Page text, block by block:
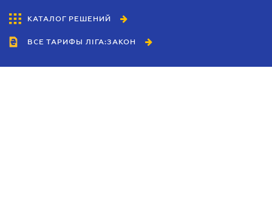
КАТАЛОГ РЕШЕНИЙ
ВСЕ ТАРИФЫ ЛІГА:ЗАКОН